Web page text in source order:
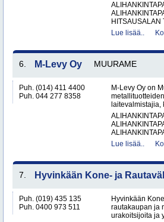
HITSAUSALAN
Lue lisää..
6. M-Levy Oy MUURAME
Puh. (014) 411 4400
Puh. 044 277 8358
M-Levy Oy on
Lue lisää..
7. Hyvinkään Kone- ja
Puh. (019) 435 135
Puh. 0400 973 511
Hyvinkään
rautakaupan ja
urakoitsijoita ja